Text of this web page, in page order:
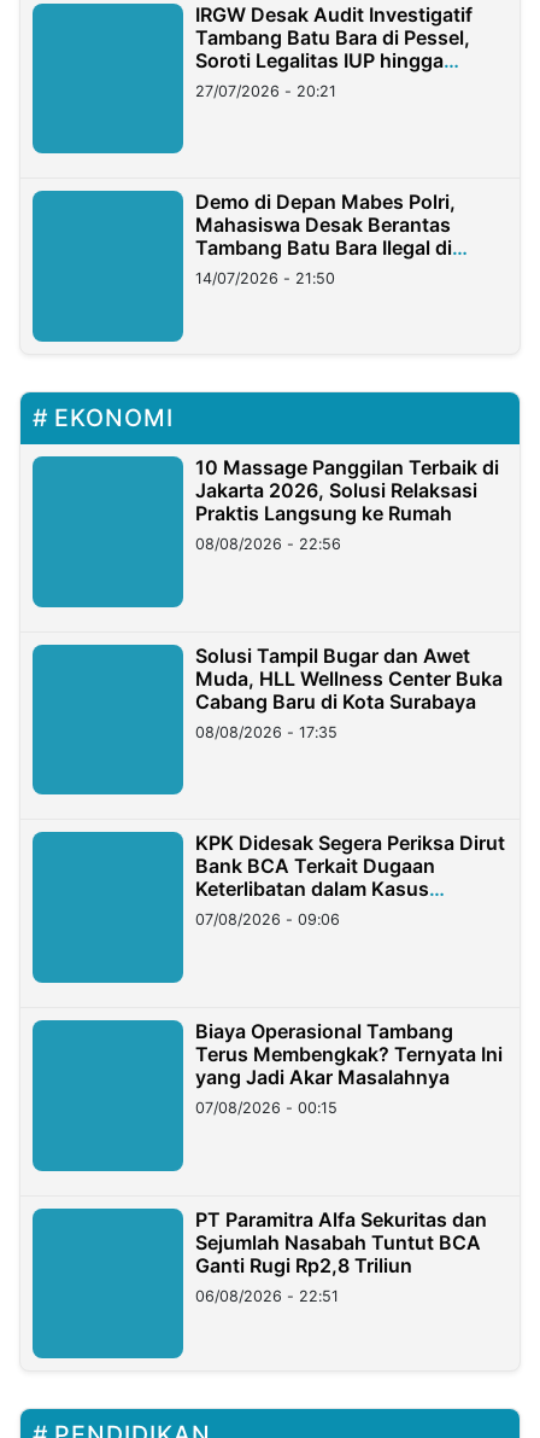
IRGW Desak Audit Investigatif
Tambang Batu Bara di Pessel,
Soroti Legalitas IUP hingga
Stockpile
27/07/2026 - 20:21
Demo di Depan Mabes Polri,
Mahasiswa Desak Berantas
Tambang Batu Bara Ilegal di
Lampung
14/07/2026 - 21:50
EKONOMI
10 Massage Panggilan Terbaik di
Jakarta 2026, Solusi Relaksasi
Praktis Langsung ke Rumah
08/08/2026 - 22:56
Solusi Tampil Bugar dan Awet
Muda, HLL Wellness Center Buka
Cabang Baru di Kota Surabaya
08/08/2026 - 17:35
KPK Didesak Segera Periksa Dirut
Bank BCA Terkait Dugaan
Keterlibatan dalam Kasus
Hilangnya Dana Nasabah Rp2,58
Miliar
07/08/2026 - 09:06
Biaya Operasional Tambang
Terus Membengkak? Ternyata Ini
yang Jadi Akar Masalahnya
07/08/2026 - 00:15
PT Paramitra Alfa Sekuritas dan
Sejumlah Nasabah Tuntut BCA
Ganti Rugi Rp2,8 Triliun
06/08/2026 - 22:51